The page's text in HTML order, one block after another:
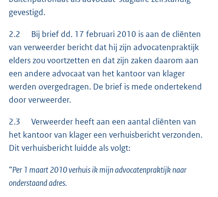
gevestigd.
2.2 Bij brief dd. 17 februari 2010 is aan de cliënten
van verweerder bericht dat hij zijn advocatenpraktijk
elders zou voortzetten en dat zijn zaken daarom aan
een andere advocaat van het kantoor van klager
werden overgedragen. De brief is mede ondertekend
door verweerder.
2.3 Verweerder heeft aan een aantal cliënten van
het kantoor van klager een verhuisbericht verzonden.
Dit verhuisbericht luidde als volgt:
“Per 1 maart 2010 verhuis ik mijn advocatenpraktijk naar
onderstaand adres.